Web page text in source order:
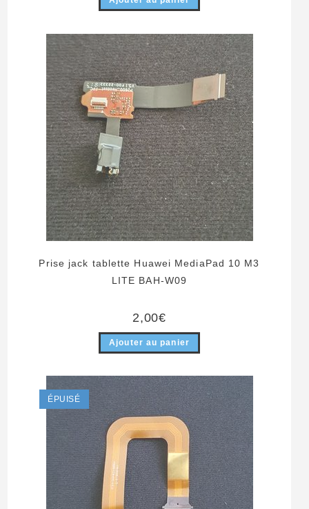
Prise jack tablette Huawei MediaPad 10 M3
LITE BAH-W09
2,00€
Ajouter au panier
ÉPUISÉ